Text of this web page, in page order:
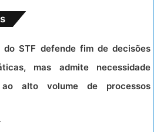
do STF defende fim de decisões
mas admite necessidade
alto volume de processos